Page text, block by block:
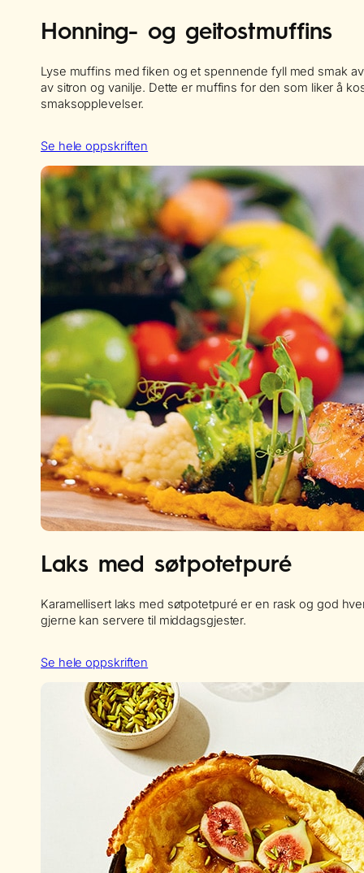
Honning- og geitostmuffins
Lyse muffins med fiken og et spennende fyll med smak
av sitron og vanilje. Dette er muffins for den som liker å
smaksopplevelser.
Se hele oppskriften
Laks med søtpotetpuré
Karamellisert laks med søtpotetpuré er en rask og god
gjerne kan servere til middagsgjester.
Se hele oppskriften